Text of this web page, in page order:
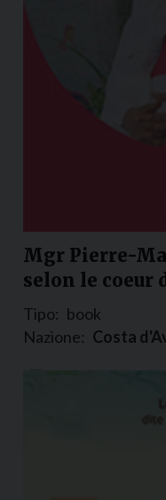
Mgr Pierre-
selon le coeur
Tipo: book
Nazione: Costa